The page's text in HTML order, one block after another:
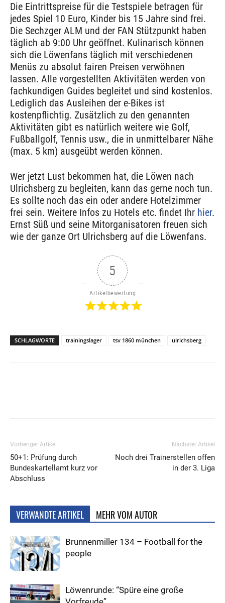
Die Eintrittspreise für die Testspiele betragen für
jedes Spiel 10 Euro, Kinder bis 15 Jahre sind frei.
Die Sechzger ALM und der FAN Stützpunkt haben
täglich ab 9:00 Uhr geöffnet. Kulinarisch können
sich die Löwenfans täglich mit verschiedenen
Menüs zu absolut fairen Preisen verwöhnen
lassen. Alle vorgestellten Aktivitäten werden von
fachkundigen Guides begleitet und sind kostenlos.
Lediglich das Ausleihen der e-Bikes ist
kostenpflichtig. Zusätzlich zu den genannten
Aktivitäten gibt es natürlich weitere wie Golf,
Fußballgolf, Tennis usw., die in unmittelbarer Nähe
(max. 5 km) ausgeübt werden können.
Wer jetzt Lust bekommen hat, die Löwen nach
Ulrichsberg zu begleiten, kann das gerne noch tun.
Es sollte noch das ein oder andere Hotelzimmer
frei sein. Weitere Infos zu Hotels etc. findet Ihr hier.
Ernst Süß und seine Mitorganisatoren freuen sich
wie der ganze Ort Ulrichsberg auf die Löwenfans.
5
Artikelbewertung
SCHLAGWORTE trainingslager tsv 1860 münchen ulrichsberg
Vorheriger Artikel
50+1: Prüfung durch
Bundeskartellamt kurz vor
Abschluss
Nächster Artikel
Noch drei Trainerstellen offen
in der 3. Liga
VERWANDTE ARTIKEL MEHR VOM AUTOR
Brunnenmiller 134 – Football for the
people
Löwenrunde: “Spüre eine große